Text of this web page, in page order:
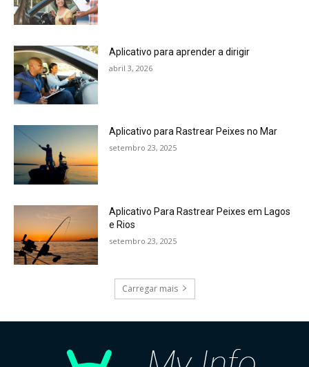
Aplicativo para aprender a dirigir
abril 3, 2026
Aplicativo para Rastrear Peixes no Mar
setembro 23, 2025
Aplicativo Para Rastrear Peixes em Lagos
e Rios
setembro 23, 2025
Carregar mais